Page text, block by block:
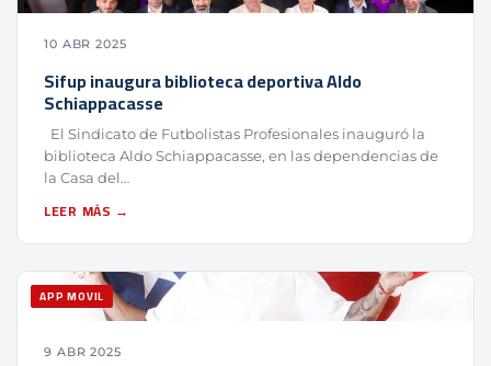
10 ABR 2025
Sifup inaugura biblioteca deportiva Aldo
Schiappacasse
El Sindicato de Futbolistas Profesionales inauguró la
biblioteca Aldo Schiappacasse, en las dependencias de
la Casa del…
LEER MÁS →
APP MOVIL
9 ABR 2025